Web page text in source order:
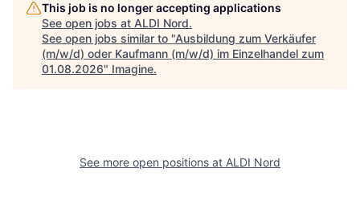
This job is no longer accepting applications
See open jobs at ALDI Nord.
See open jobs similar to "Ausbildung zum Verkäufer
(m/w/d) oder Kaufmann (m/w/d) im Einzelhandel zum
01.08.2026" Imagine.
See more open positions at ALDI Nord